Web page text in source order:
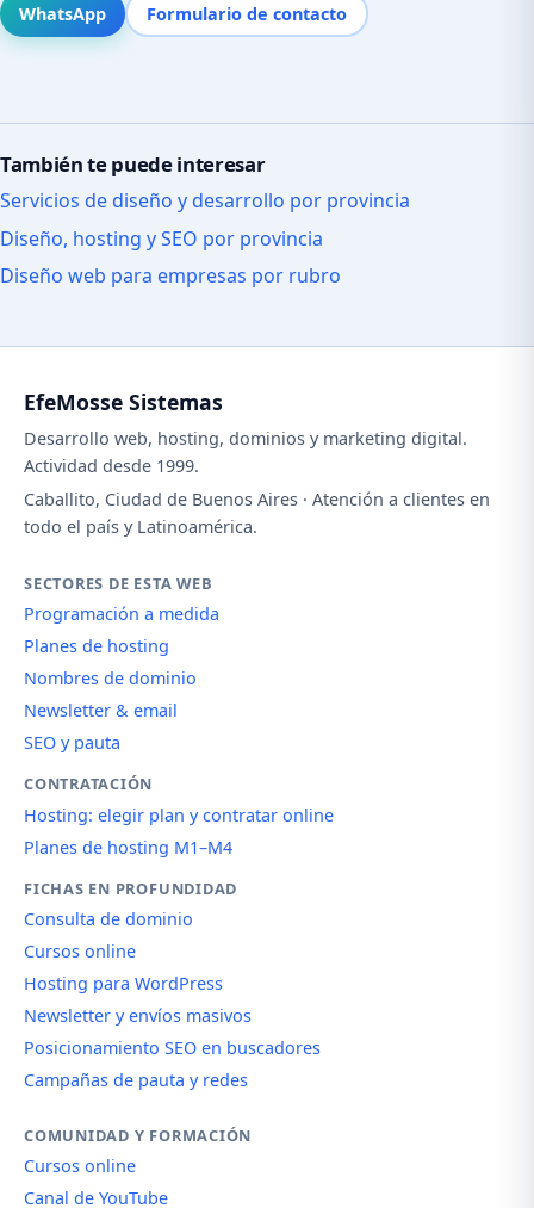
WhatsApp Formulario de contacto
También te puede interesar
Servicios de diseño y desarrollo por provincia
Diseño, hosting y SEO por provincia
Diseño web para empresas por rubro
EfeMosse Sistemas
Desarrollo web, hosting, dominios y marketing digital.
Actividad desde 1999.
Caballito, Ciudad de Buenos Aires · Atención a clientes en
todo el país y Latinoamérica.
SECTORES DE ESTA WEB
Programación a medida
Planes de hosting
Nombres de dominio
Newsletter & email
SEO y pauta
CONTRATACIÓN
Hosting: elegir plan y contratar online
Planes de hosting M1–M4
FICHAS EN PROFUNDIDAD
Consulta de dominio
Cursos online
Hosting para WordPress
Newsletter y envíos masivos
Posicionamiento SEO en buscadores
Campañas de pauta y redes
COMUNIDAD Y FORMACIÓN
Cursos online
Canal de YouTube